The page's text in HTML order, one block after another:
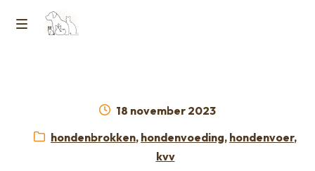
Ga
Ga
Horcon Webshop – GDPR / Voorwaarden /
Geplaatst
18 november 2023
Categorieën:
hondenbrokken, hondenvoeding, hondenvoer,
kvv